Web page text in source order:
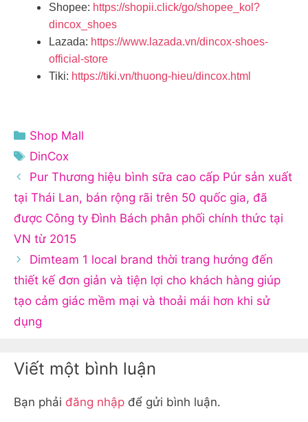
Shopee: https://shopii.click/go/shopee_kol?
dincox_shoes
Lazada: https://www.lazada.vn/dincox-shoes-
official-store
Tiki: https://tiki.vn/thuong-hieu/dincox.html
Danh
mục
Shop Mall
Thẻ
DinCox
Pur Thương hiệu bình sữa cao cấp Púr sản xuất
tại Thái Lan, bán rộng rãi trên 50 quốc gia, đã
được Công ty Đình Bách phân phối chính thức tại
VN từ 2015
Dimteam 1 local brand thời trang hướng đến
thiết kế đơn giản và tiện lợi cho khách hàng giúp
tạo cảm giác mềm mại và thoải mái hơn khi sử
dụng
Viết một bình luận
Bạn phải đăng nhập để gửi bình luận.